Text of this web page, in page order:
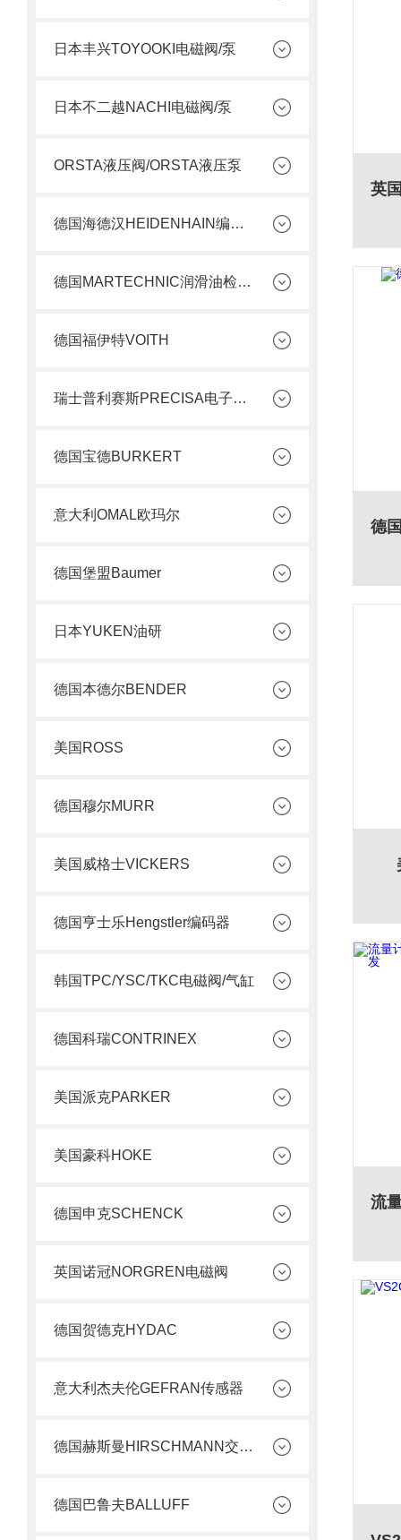
日本丰兴TOYOOKI电磁阀/泵
日本不二越NACHI电磁阀/泵
ORSTA液压阀/ORSTA液压泵
德国海德汉HEIDENHAIN编码器
德国MARTECHNIC润滑油检测套件
德国福伊特VOITH
瑞士普利赛斯PRECISA电子天平
德国宝德BURKERT
意大利OMAL欧玛尔
德国堡盟Baumer
日本YUKEN油研
德国本德尔BENDER
美国ROSS
德国穆尔MURR
美国威格士VICKERS
德国亨士乐Hengstler编码器
韩国TPC/YSC/TKC电磁阀/气缸
德国科瑞CONTRINEX
美国派克PARKER
美国豪科HOKE
德国申克SCHENCK
英国诺冠NORGREN电磁阀
德国贺德克HYDAC
意大利杰夫伦GEFRAN传感器
德国赫斯曼HIRSCHMANN交换机
德国巴鲁夫BALLUFF